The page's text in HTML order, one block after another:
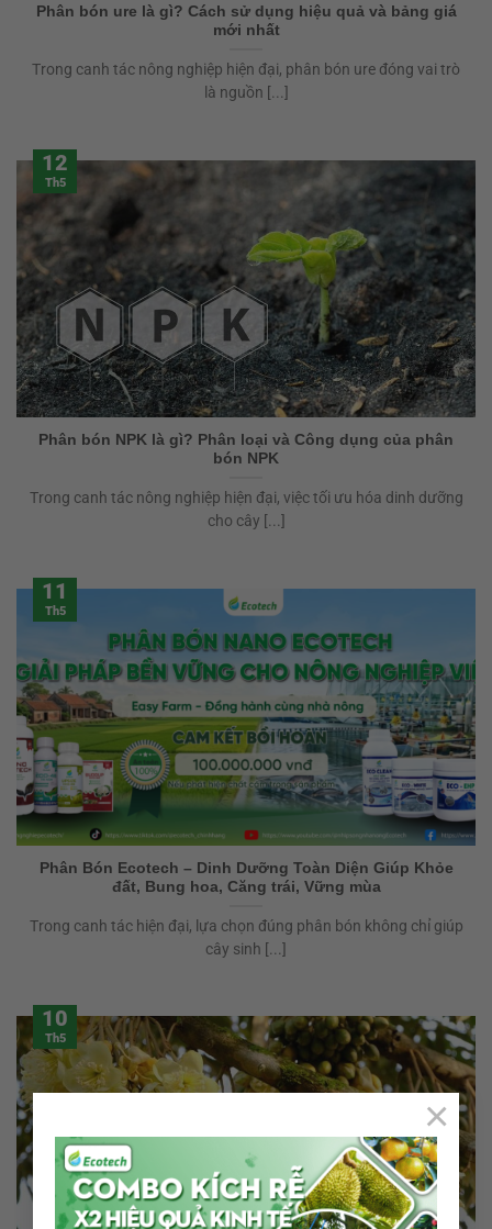
×
Phân bón ure là gì? Cách sử dụng hiệu quả và bảng giá
mới nhất
Trong canh tác nông nghiệp hiện đại, phân bón ure đóng vai trò
là nguồn [...]
Phân bón NPK là gì? Phân loại và Công dụng của phân
bón NPK
Trong canh tác nông nghiệp hiện đại, việc tối ưu hóa dinh dưỡng
cho cây [...]
12
Th5
Phân Bón Ecotech – Dinh Dưỡng Toàn Diện Giúp Khỏe
đất, Bung hoa, Căng trái, Vững mùa
Trong canh tác hiện đại, lựa chọn đúng phân bón không chỉ giúp
cây sinh [...]
11
Th5
10
Th5